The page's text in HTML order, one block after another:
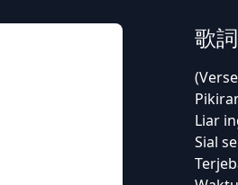
歌詞
Liar
Sial